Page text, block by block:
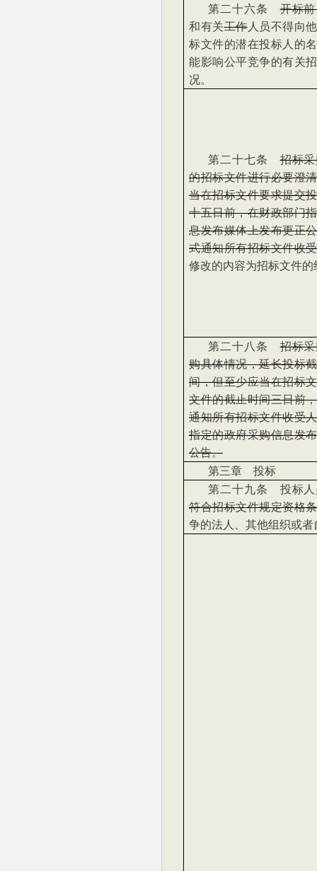
第二十六条开标
和有关工作人员不得向
标文件的潜在投标人的
能影响公平竞争的有关
况。
第二十七条招标
的招标文件进行必要澄
当在招标文件要求提交
十五日前，在财政部门
息发布媒体上发布更正
式通知所有招标文件收
修改的内容为招标文件的
第二十八条招标
购具体情况，延长投标
间，但至少应当在招标
文件的截止时间三日前
通知所有招标文件收受
指定的政府采购信息发
公告。
第三章 投标
第二十九条 投标人
符合招标文件规定资格
争的法人、其他组织或者